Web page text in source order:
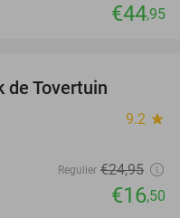
€44,95
de Tovertuin
9.2 star
Regulier €24,95
€16,50